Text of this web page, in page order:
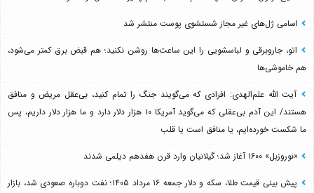
اسامی ژل‌های غیر مجاز شستشوی پوست منتشر شد
اتو، جاروبرقی و لباسشویی را این ساعت‌ها روشن نکنید؛ هم قبض برق کمتر می‌شود،
هم خاموشی‌ها
آیت الله علم‌الهدی: افرادی که می‌گویند جنگ را تمام کنید، بی‌عقل مریض و منافق
هستند/ این آدم بی‌عقلی که می‌گوید آمریکا ۱۰ هزار دلار دارد و ما هزار دلار داریم، پس
ما شکست خورده‌ایم، یا منافق است یا قلب
«نوروزبل» ۱۶۰۰ آغاز شد؛ گیلانیان وارد قرن هفدهم دیلمی شدند
پیش بینی قیمت طلا، سکه و دلار جمعه ۱۶ مرداد ۱۴۰۵؛ نفت دوباره صعودی شد، بازار